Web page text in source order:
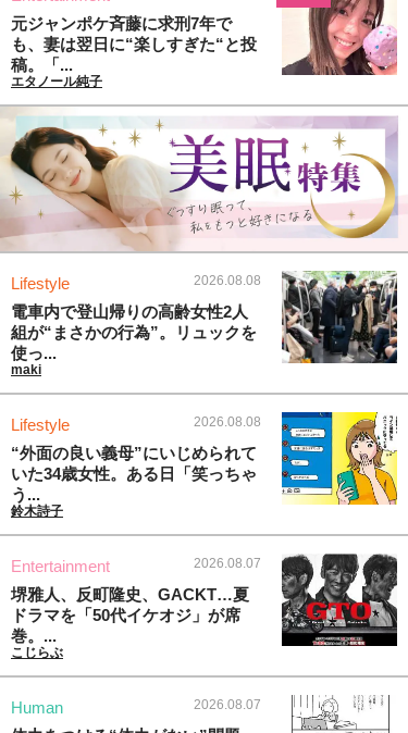
元ジャンポケ斉藤に求刑7年で
も、妻は翌日に“楽しすぎた“と投
稿。「...
エタノール純子
Lifestyle 2026.08.08
電車内で登山帰りの高齢女性2人
組が“まさかの行為”。リュックを
使っ...
maki
Lifestyle 2026.08.08
“外面の良い義母”にいじめられて
いた34歳女性。ある日「笑っちゃ
う...
鈴木詩子
Entertainment 2026.08.07
堺雅人、反町隆史、GACKT…夏
ドラマを「50代イケオジ」が席
巻。...
こじらぶ
Human 2026.08.07